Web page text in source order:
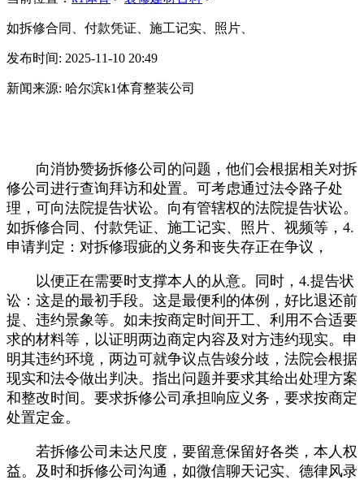
如拆修合同、付款凭证、施工记实、照片、
发布时间: 2025-11-10 20:49
新闻来源: 哈尔滨k1体育整装公司
向消协赞扬拆修公司的问题，他们会根据相关对拆
修公司进行查询拜访和处置。可考虑通过法令路子处
理，可向法院提告状讼。向有管辖权的法院提告状讼。
如拆修合同、付款凭证、施工记实、照片、视频等，4.
申请判定：对拆修瑕疵的义务和丧失存正在争议，
以便正在需要时支撑本人的从意。同时，4.提告状
讼：这是的最初手段。这是最便利的体例，好比退还前
提、违约景象等。如未按商定时间开工、利用不合适要
求的材料等，以证明两边商定内容及对方违约现实。申
明其违约环境，两边可就争议点告竣分歧，法院会根据
现实和法令做出判决。指出问题并要求其给出处理方案
和整改时间。要求拆修公司承担响应义务，要求按商定
处置定金。
若拆修公司未达尺度，要留意保留好各类，本人权
益。及时和拆修公司沟通，如微信聊天记实、德律风录